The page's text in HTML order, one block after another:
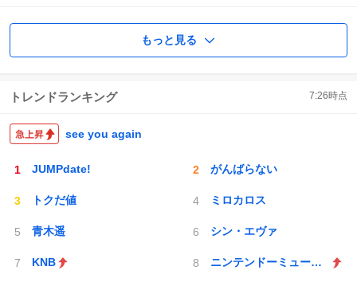
もっと見る
トレンドランキング 7:26時点
see you again
JUMPdate! がんばらない
トクだ値 ミロカロス
青木遥 シン・エヴァ
KNB ニンテンドーミュージアム